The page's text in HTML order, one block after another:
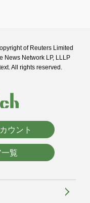
of Reuters Limited
News Network LP, LLLP
All rights reserved.
ウント
覧